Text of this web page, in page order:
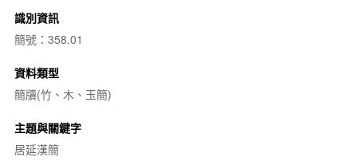
識別資訊
簡號：358.01
資料類型
簡牘(竹、木、玉簡)
主題與關鍵字
居延漢簡